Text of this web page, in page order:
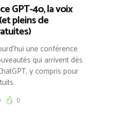
GPT-4o, la voix
pleins de
une conférence
qui arrivent dès
y compris pour
0